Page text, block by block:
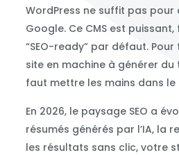
WordPress ne suffit pas
Google. Ce CMS est
“SEO-ready” par défaut.
site en machine à générer
faut mettre les mains dans le
En 2026, le paysage SEO a
résumés générés par l’IA, la
les résultats sans clic, votre